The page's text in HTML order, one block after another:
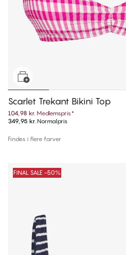
Scarlet Trekant Bikini Top
104,98 kr. Medlemspris*
349,95 kr. Normalpris
Findes i flere farver
FINAL SALE -50%